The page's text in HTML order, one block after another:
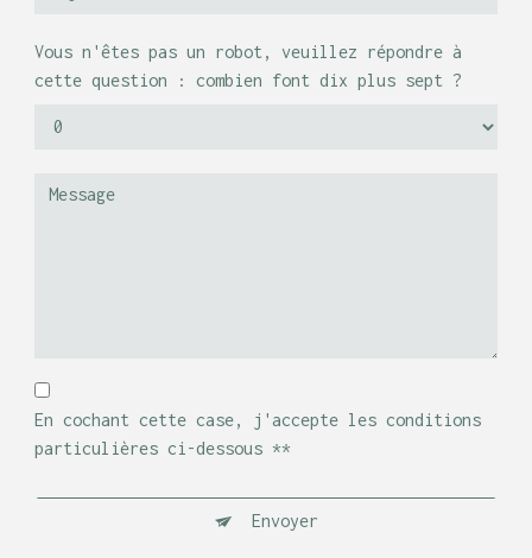
Vous n'êtes pas un robot, veuillez répondre à
cette question : combien font dix plus sept ?
En cochant cette case, j'accepte les conditions
particulières ci-dessous **
Envoyer